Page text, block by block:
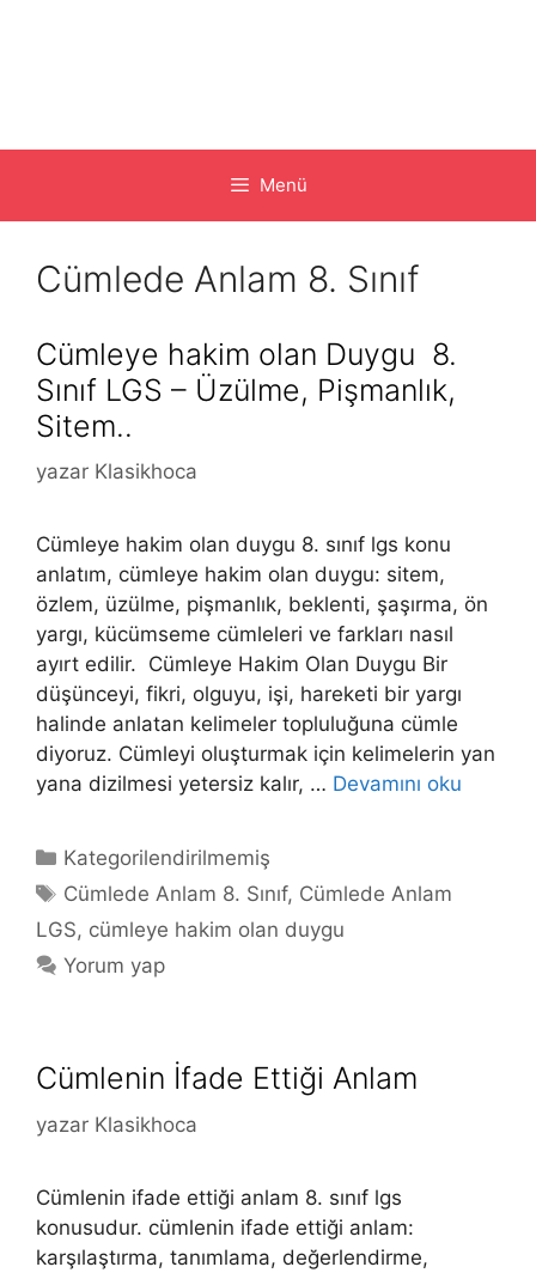
Menü
Cümlede Anlam 8. Sınıf
Cümleye hakim olan Duygu 8.
Sınıf LGS – Üzülme, Pişmanlık,
Sitem..
yazar Klasikhoca
Cümleye hakim olan duygu 8. sınıf lgs konu
anlatım, cümleye hakim olan duygu: sitem,
özlem, üzülme, pişmanlık, beklenti, şaşırma, ön
yargı, kücümseme cümleleri ve farkları nasıl
ayırt edilir. Cümleye Hakim Olan Duygu Bir
düşünceyi, fikri, olguyu, işi, hareketi bir yargı
halinde anlatan kelimeler topluluğuna cümle
diyoruz. Cümleyi oluşturmak için kelimelerin yan
yana dizilmesi yetersiz kalır, … Devamını oku
Kategoriler
Kategorilendirilmemiş
Etiketler
Cümlede Anlam 8. Sınıf, Cümlede Anlam
LGS, cümleye hakim olan duygu
Yorum yap
Cümlenin İfade Ettiği Anlam
yazar Klasikhoca
Cümlenin ifade ettiği anlam 8. sınıf lgs
konusudur. cümlenin ifade ettiği anlam:
karşılaştırma, tanımlama, değerlendirme,